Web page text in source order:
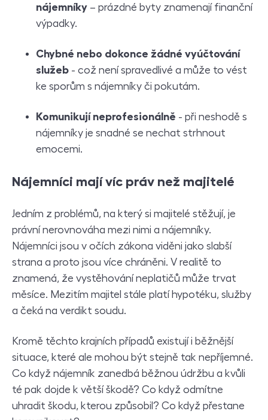
nájemníky – prázdné byty znamenají finanční
výpadky.
Chybné nebo dokonce žádné vyúčtování
služeb - což není spravedlivé a může to vést
ke sporům s nájemníky či pokutám.
Komunikují neprofesionálně - při neshodě s
nájemníky je snadné se nechat strhnout
emocemi.
Nájemníci mají víc práv než majitelé
Jedním z problémů, na který si majitelé stěžují, je
právní nerovnováha mezi nimi a nájemníky.
Nájemníci jsou v očích zákona viděni jako slabší
strana a proto jsou více chráněni. V realitě to
znamená, že vystěhování neplatičů může trvat
měsíce. Mezitím majitel stále platí hypotéku, služby
a čeká na verdikt soudu.
Kromě těchto krajních případů existují i běžnější
situace, které ale mohou být stejně tak nepříjemné.
Co když nájemník zanedbá běžnou údržbu a kvůli
té pak dojde k větší škodě? Co když odmítne
uhradit škodu, kterou způsobil? Co když přestane